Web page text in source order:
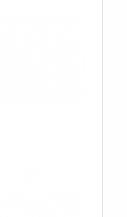
clientes
maneiras
sua área de
se mostra